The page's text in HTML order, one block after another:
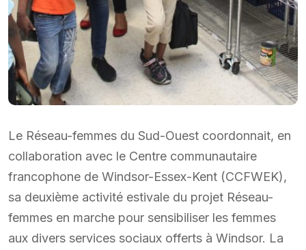
Le Réseau-femmes du Sud-Ouest coordonnait, en
collaboration avec le Centre communautaire
francophone de Windsor-Essex-Kent (CCFWEK),
sa deuxième activité estivale du projet Réseau-
femmes en marche pour sensibiliser les femmes
aux divers services sociaux offerts à Windsor. La